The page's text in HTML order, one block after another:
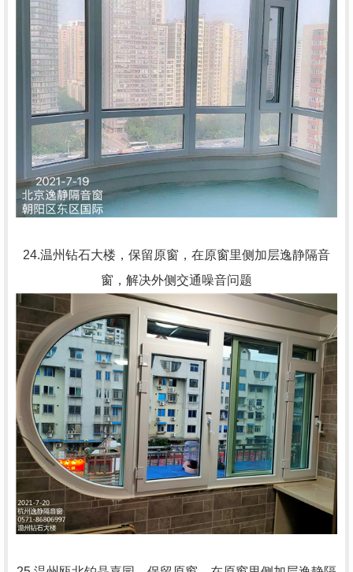
24.温州钻石大楼，保留原窗，在原窗里侧加层逸静隔音
窗，解决外侧交通噪音问题